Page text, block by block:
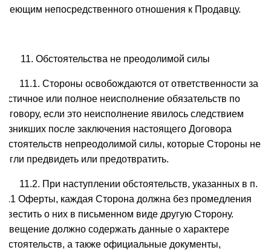
непосредственного отношения к Продавцу.
11. Обстоятельства не преодолимой силы
11.1. Стороны освобождаются от ответственности за
или полное неисполнение обязательств по
если это неисполнение явилось следствием
после заключения настоящего Договора
непреодолимой силы, которые Стороны не
предвидеть или предотвратить.
11.2. При наступлении обстоятельств, указанных в п.
Оферты, каждая Сторона должна без промедления
о них в письменном виде другую Сторону.
должно содержать данные о характере
а также официальные документы,